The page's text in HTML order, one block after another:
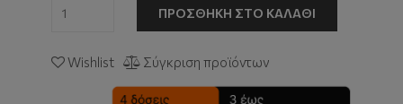
ΠΡΟΣΘΉΚΗ ΣΤΟ ΚΑΛΆΘΙ
Wishlist Σύγκριση προϊόντων